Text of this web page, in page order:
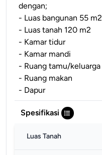
dengan;
- Luas bangunan 55 m2
- Luas tanah 120 m2
- Kamar tidur
- Kamar mandi
- Ruang tamu/keluarga
- Ruang makan
- Dapur
Spesifikasi
Luas Tanah